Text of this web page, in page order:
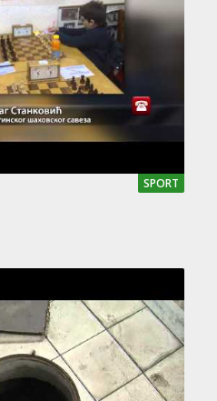
SPORT